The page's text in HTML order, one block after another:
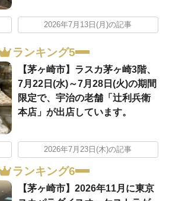
2026年7月13日(月)の記事
ランキング5
【茅ヶ崎市】ラスカ茅ヶ崎3階、
7月22日(水)～7月28日(火)の期間
限定で、宇治の老舗「辻利兵衛
本店」が出店しています。
2026年7月23日(木)の記事
ランキング6
【茅ヶ崎市】2026年11月に東京